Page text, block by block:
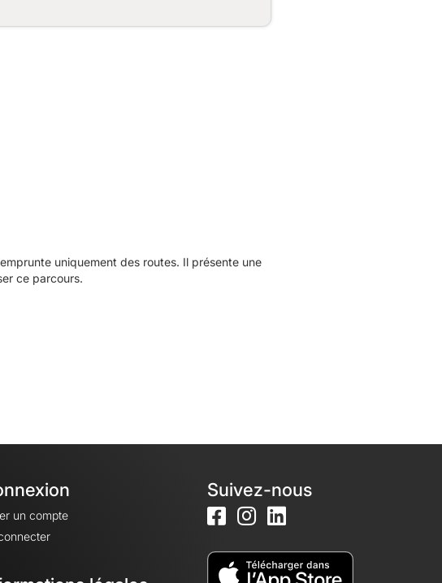
uniquement des routes. Il présente une
ce parcours.
un compte
Suivez-nous